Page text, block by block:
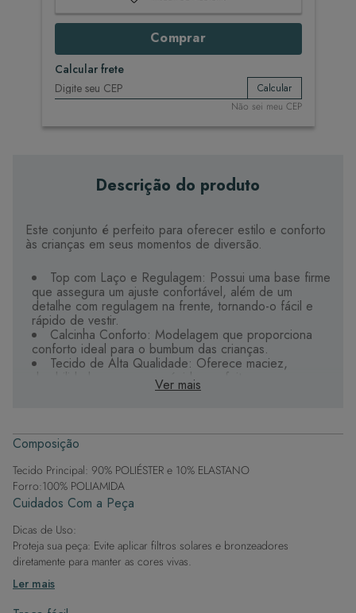
Comprar
Calcular frete
Calcular
Não sei meu CEP
Descrição do produto
Este conjunto é perfeito para oferecer estilo e conforto
às crianças em seus momentos de diversão.
Top com Laço e Regulagem: Possui uma base firme
que assegura um ajuste confortável, além de um
detalhe com regulagem na frente, tornando-o fácil e
rápido de vestir.
Calcinha Conforto: Modelagem que proporciona
conforto ideal para o bumbum das crianças.
Tecido de Alta Qualidade: Oferece maciez,
durabilidade e secagem rápida, perfeito para
Ver mais
Composição
Tecido Principal: 90% POLIÉSTER e 10% ELASTANO
Forro:100% POLIAMIDA
Cuidados Com a Peça
Dicas de Uso:
Proteja sua peça: Evite aplicar filtros solares e bronzeadores
diretamente para manter as cores vivas.
Após a piscina: Lembre-se de que o cloro pode desgastar o tecido,
então enxague após sair da água.
Evite superfícies ásperas: Para manter a integridade do tecido, evite
Ler mais